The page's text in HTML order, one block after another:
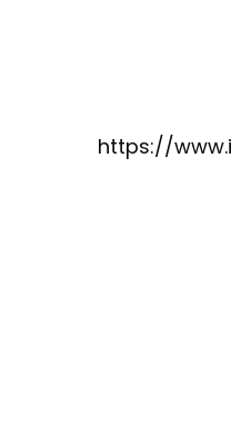
https://